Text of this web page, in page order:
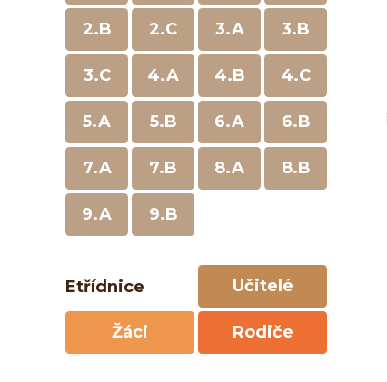
2.B 2.C 3.A 3.B
3.C 4.A 4.B 4.C
5.A 5.B 6.A 6.B
7.A 7.B 8.A 8.B
9.A 9.B
Etřídnice Učitelé
Žáci Rodiče